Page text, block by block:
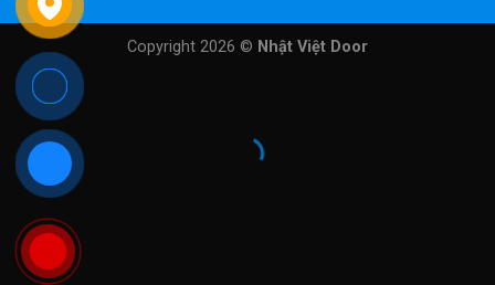
Copyright 2026 © Nhật Việt Door